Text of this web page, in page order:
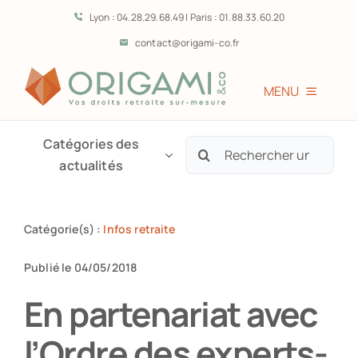
contenu
Lyon : 04.28.29.68.49 | Paris : 01.88.33.60.20
contact@origami-co.fr
MENU
Vous êtes?
Témoignages
Catégories des
actualités
Rechercher:
Catégorie(s) : Infos retraite
Publié le 04/05/2018
En partenariat avec